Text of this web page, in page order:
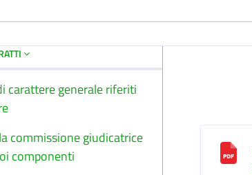
carattere generale riferiti
commissione giudicatrice
componenti